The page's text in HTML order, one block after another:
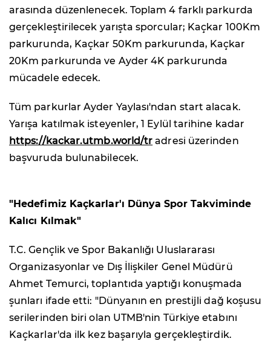
arasında düzenlenecek. Toplam 4 farklı parkurda
gerçekleştirilecek yarışta sporcular; Kaçkar 100Km
parkurunda, Kaçkar 50Km parkurunda, Kaçkar
20Km parkurunda ve Ayder 4K parkurunda
mücadele edecek.
Tüm parkurlar Ayder Yaylası'ndan start alacak.
Yarışa katılmak isteyenler, 1 Eylül tarihine kadar
https://kackar.utmb.world/tr adresi üzerinden
başvuruda bulunabilecek.
"Hedefimiz Kaçkarlar'ı Dünya Spor Takviminde
Kalıcı Kılmak"
T.C. Gençlik ve Spor Bakanlığı Uluslararası
Organizasyonlar ve Dış İlişkiler Genel Müdürü
Ahmet Temurci, toplantıda yaptığı konuşmada
şunları ifade etti: "Dünyanın en prestijli dağ koşusu
serilerinden biri olan UTMB'nin Türkiye etabını
Kaçkarlar'da ilk kez başarıyla gerçekleştirdik.